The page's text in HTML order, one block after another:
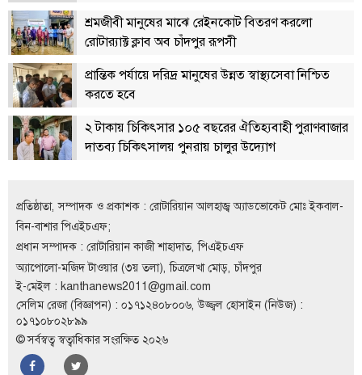
শ্রমজীবী মানুষের মাঝে রেইনকোট বিতরণ করলো
রোটার‌্যাক্ট ক্লাব অব চাঁদপুর রূপসী
প্রান্তিক পর্যায়ে দরিদ্র মানুষের উন্নত স্বাস্থ্যসেবা নিশ্চিত
করতে হবে
২ টাকায় চিকিৎসার ১০৫ বছরের ঐতিহ্যবাহী পুরাণবাজার
দাতব্য চিকিৎসালয় পুনরায় চালুর উদ্যোগ
প্রতিষ্ঠাতা, সম্পাদক ও প্রকাশক : রোটারিয়ান আলহাজ্ব অ্যাডভোকেট মোঃ ইকবাল-
বিন-বাশার পিএইচএফ;
প্রধান সম্পাদক : রোটারিয়ান কাজী শাহাদাত, পিএইচএফ
অ্যাপোলো-মজিদ টাওয়ার (৩য় তলা), চিত্রলেখা মোড়, চাঁদপুর
ই-মেইল : kanthanews2011@gmail.com
সেলিম রেজা (বিজ্ঞাপন) : ০১৭১২৪০৮০০৬, উজ্জ্বল হোসাইন (নিউজ) :
০১৭১০৮০২৮৯৯
© সর্বস্বত্ব স্বত্বাধিকার সংরক্ষিত ২০২৬